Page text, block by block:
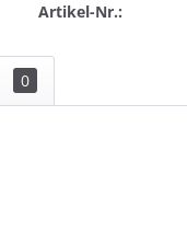
Artikel-Nr.:
0